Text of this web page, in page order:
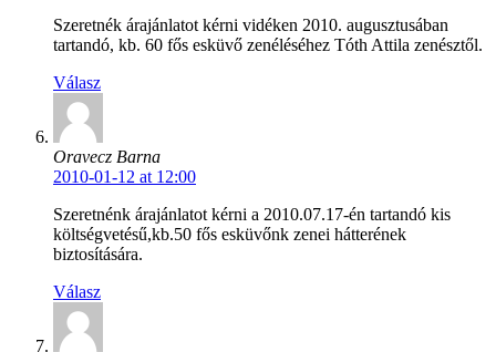
Szeretnék árajánlatot kérni vidéken 2010. augusztusában
tartandó, kb. 60 fős esküvő zenéléséhez Tóth Attila zenésztől.
Válasz
Oravecz Barna
2010-01-12 at 12:00
Szeretnénk árajánlatot kérni a 2010.07.17-én tartandó kis
költségvetésű,kb.50 fős esküvőnk zenei hátterének
biztosítására.
Válasz